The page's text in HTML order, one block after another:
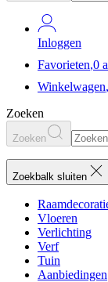
Inloggen
Favorieten,0
Winkelwagen,
Zoeken
Zoeken
Zoekbalk sluiten
Vloeren
Verlichting
Verf
Tuin
Aanbiedingen